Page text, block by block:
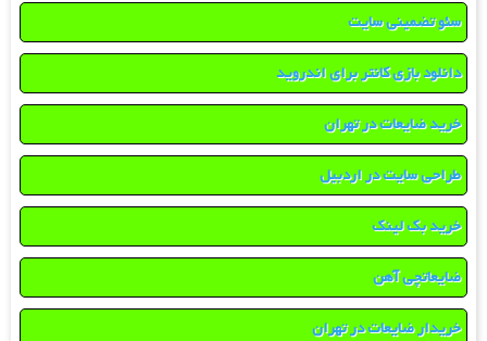
سئو تضمینی سایت
دانلود بازی کانتر برای اندروید
خرید ضایعات در تهران
طراحی سایت در اردبیل
خرید بک لینک
ضایعاتچی آهن
خریدار ضایعات در تهران